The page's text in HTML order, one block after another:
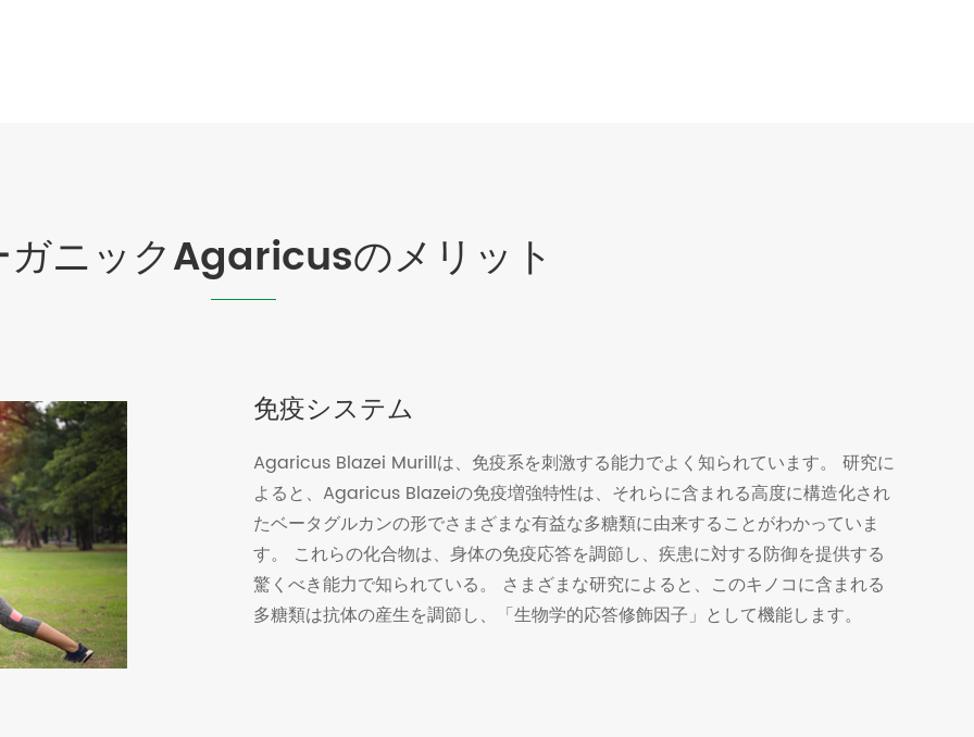
ガニックAgaricusのメリット
免疫システム
Agaricus Blazei Murillは、免疫系を刺激する能力でよく知られています。 研究に
よると、Agaricus Blazeiの免疫増強特性は、それらに含まれる高度に構造化され
たベータグルカンの形でさまざまな有益な多糖類に由来することがわかっていま
す。 これらの化合物は、身体の免疫応答を調節し、疾患に対する防御を提供する
驚くべき能力で知られている。 さまざまな研究によると、このキノコに含まれる
多糖類は抗体の産生を調節し、「生物学的応答修飾因子」として機能します。